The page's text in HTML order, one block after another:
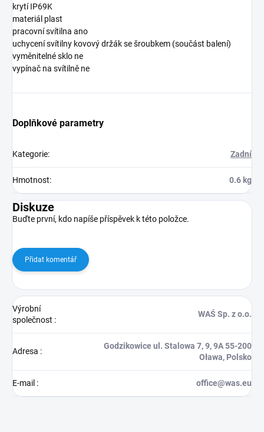
krytí IP69K
materiál plast
pracovní svítilna ano
uchycení svítilny kovový držák se šroubkem (součást balení)
vyměnitelné sklo ne
vypínač na svítilně ne
Doplňkové parametry
Kategorie: Zadní
Hmotnost: 0.6 kg
Diskuze
Buďte první, kdo napíše příspěvek k této položce.
Přidat komentář
Výrobní
společnost :
WAŚ Sp. z o.o.
Adresa :
Godzikowice ul. Stalowa 7, 9, 9A 55-200
Oława, Polsko
E-mail : office@was.eu